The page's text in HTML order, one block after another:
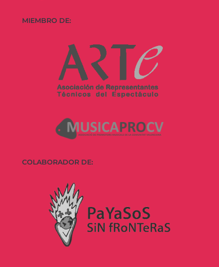
MIEMBRO DE:
COLABORADOR DE: